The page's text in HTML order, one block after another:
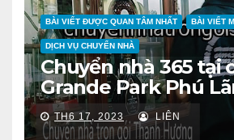
BÀI VIẾT ĐƯỢC QUAN TÂM NHẤT BÀI VIẾT
DỊCH VỤ CHUYỂN NHÀ
Chuyển nhà 365 tại
Grande Park Phú
TH6 17, 2023 LIÊN